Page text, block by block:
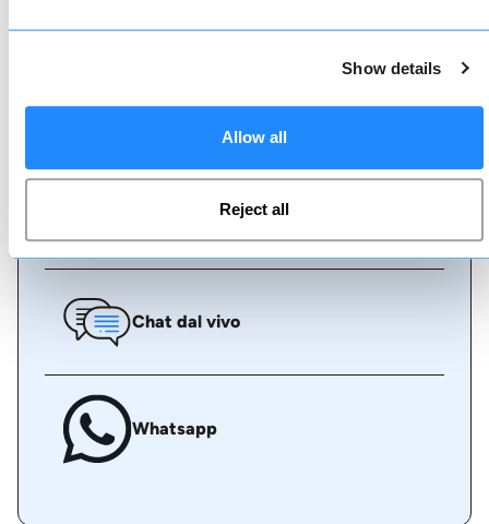
Show details
Allow all
Reject all
assistenza.
Prenota online
Chat dal vivo
Whatsapp